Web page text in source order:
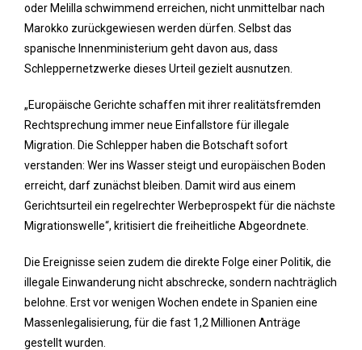
oder Melilla schwimmend erreichen, nicht unmittelbar nach
Marokko zurückgewiesen werden dürfen. Selbst das
spanische Innenministerium geht davon aus, dass
Schleppernetzwerke dieses Urteil gezielt ausnutzen.
„Europäische Gerichte schaffen mit ihrer realitätsfremden
Rechtsprechung immer neue Einfallstore für illegale
Migration. Die Schlepper haben die Botschaft sofort
verstanden: Wer ins Wasser steigt und europäischen Boden
erreicht, darf zunächst bleiben. Damit wird aus einem
Gerichtsurteil ein regelrechter Werbeprospekt für die nächste
Migrationswelle“, kritisiert die freiheitliche Abgeordnete.
Die Ereignisse seien zudem die direkte Folge einer Politik, die
illegale Einwanderung nicht abschrecke, sondern nachträglich
belohne. Erst vor wenigen Wochen endete in Spanien eine
Massenlegalisierung, für die fast 1,2 Millionen Anträge
gestellt wurden.